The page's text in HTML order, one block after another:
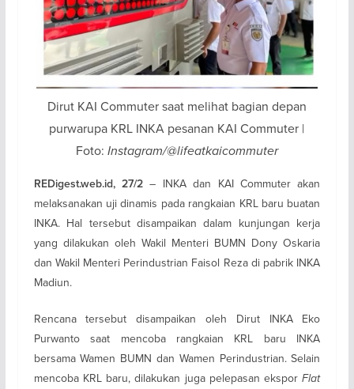
Dirut KAI Commuter saat melihat bagian depan
purwarupa KRL INKA pesanan KAI Commuter |
Foto: Instagram/@lifeatkaicommuter
REDigest.web.id, 27/2 – INKA dan KAI Commuter akan
melaksanakan uji dinamis pada rangkaian KRL baru buatan
INKA. Hal tersebut disampaikan dalam kunjungan kerja
yang dilakukan oleh Wakil Menteri BUMN Dony Oskaria
dan Wakil Menteri Perindustrian Faisol Reza di pabrik INKA
Madiun.
Rencana tersebut disampaikan oleh Dirut INKA Eko
Purwanto saat mencoba rangkaian KRL baru INKA
bersama Wamen BUMN dan Wamen Perindustrian. Selain
mencoba KRL baru, dilakukan juga pelepasan eksporFlat